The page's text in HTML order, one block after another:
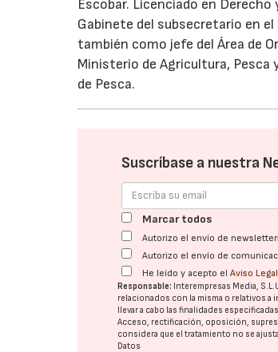
Escobar. Licenciado en
Gabinete del subsecretario en
también como jefe del Área de
Ministerio de Agricultura,
de Pesca.
Suscríbase a nuestra
Marcar todos
Autorizo el envío de
Autorizo el envío de
He leído y acepto elAviso Legal
Responsable: Interempresas Media,
relacionados con la misma o relativos
llevar a cabo las finalidades
Acceso, rectificación, oposición,
considera que el tratamiento no se
Datos